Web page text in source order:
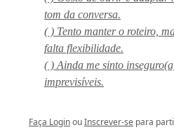
tom da conversa.
( ) Tento manter o roteiro,
falta flexibilidade.
( ) Ainda me sinto
imprevisíveis.
Faça LoginouInscrever-se para